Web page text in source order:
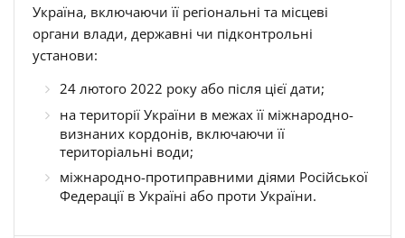
Україна, включаючи її регіональні та місцеві
органи влади, державні чи підконтрольні
установи:
24 лютого 2022 року або після цієї дати;
на території України в межах її міжнародно-
визнаних кордонів, включаючи її
територіальні води;
міжнародно-протиправними діями Російської
Федерації в Україні або проти України.